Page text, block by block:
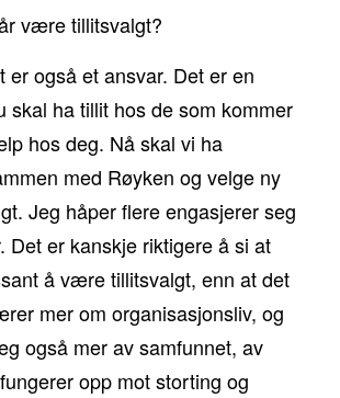
være tillitsvalgt?
er også et ansvar. Det er en
skal ha tillit hos de som kommer
hos deg. Nå skal vi ha
med Røyken og velge ny
Jeg håper flere engasjerer seg
Det er kanskje riktigere å si at
å være tillitsvalgt, enn at det
mer om organisasjonsliv, og
også mer av samfunnet, av
opp mot storting og